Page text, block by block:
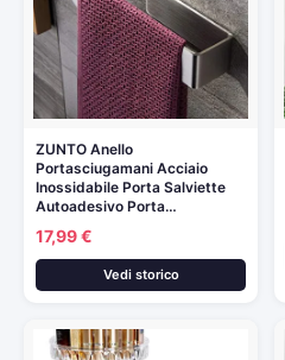
ZUNTO Anello
Portasciugamani Acciaio
Inossidabile Porta Salviette
Autoadesivo Porta…
17,99 €
Vedi storico